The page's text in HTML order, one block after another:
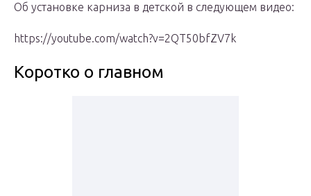
Об установке карниза в детской в следующем видео:
https://youtube.com/watch?v=2QT50bfZV7k
Коротко о главном